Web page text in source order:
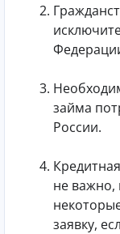
займа
России.
не важно,
заявку,